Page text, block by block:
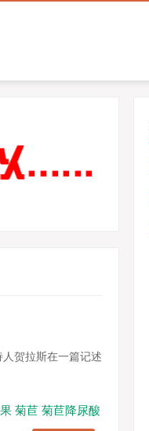
贺拉斯在一篇记述
菊苣 菊苣降尿酸